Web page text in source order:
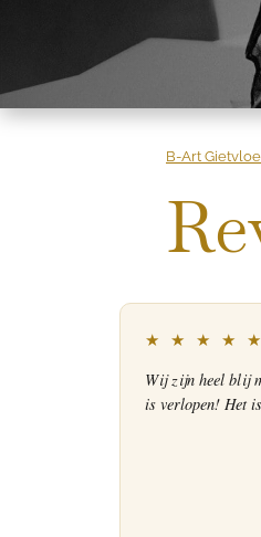
B-Art
★ ★ ★ ★ ★
Wij zijn heel blij
is verlopen! Het